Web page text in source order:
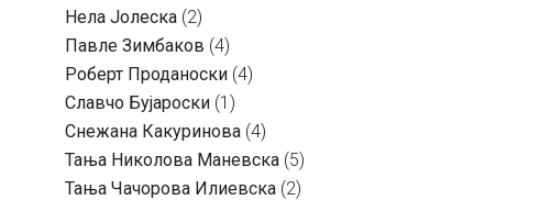
Нела Јолеска (2)
Павле Зимбаков (4)
Роберт Проданоски (4)
Славчо Бујароски (1)
Снежана Какуринова (4)
Тања Николова Маневска (5)
Тања Чачорова Илиевска (2)